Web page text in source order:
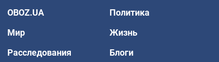
OBOZ.UA
Политика
Мир
Жизнь
Расследования
Блоги